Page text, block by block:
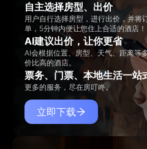
自主选择房型、出价
用户自行选择房型，进行出价，并将
单，5分钟内便让您住上合适的酒店！
AI建议出价，让你更省
AI会根据位置、房型、天气、距离等
价比高的酒店。
票务、门票、本地生活一站
更多的服务，尽在房叮咚。
立即下载